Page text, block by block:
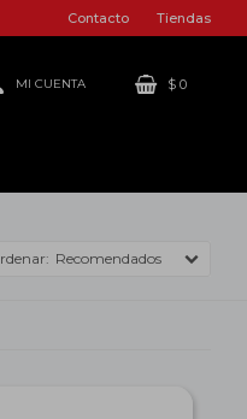
$ 0
Contacto Tiendas
Recomendados